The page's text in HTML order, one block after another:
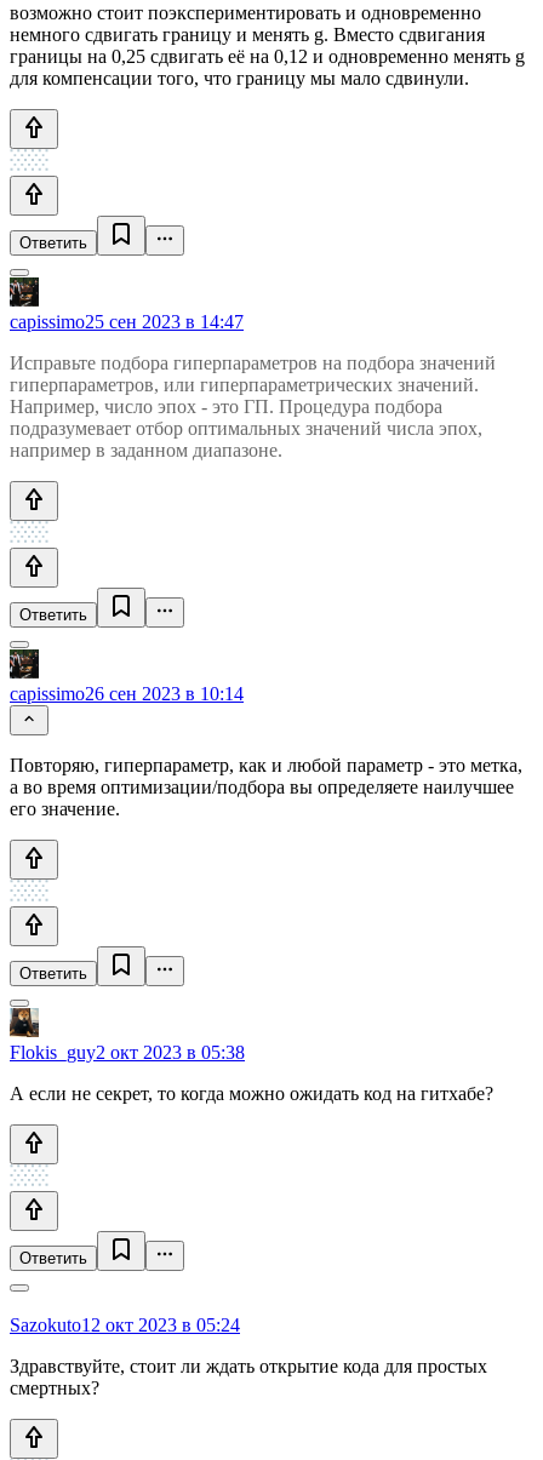
возможно стоит поэкспериментировать и одновременно
немного сдвигать границу и менять g. Вместо сдвигания
границы на 0,25 сдвигать её на 0,12 и одновременно менять g
для компенсации того, что границу мы мало сдвинули.
Ответить
capissimo25 сен 2023 в 14:47
Исправьте подбора гиперпараметров на подбора значений
гиперпараметров, или гиперпараметрических значений.
Например, число эпох - это ГП. Процедура подбора
подразумевает отбор оптимальных значений числа эпох,
например в заданном диапазоне.
Ответить
capissimo26 сен 2023 в 10:14
Повторяю, гиперпараметр, как и любой параметр - это метка,
а во время оптимизации/подбора вы определяете наилучшее
его значение.
Ответить
Flokis_guy2 окт 2023 в 05:38
А если не секрет, то когда можно ожидать код на гитхабе?
Ответить
Sazokuto12 окт 2023 в 05:24
Здравствуйте, стоит ли ждать открытие кода для простых
смертных?